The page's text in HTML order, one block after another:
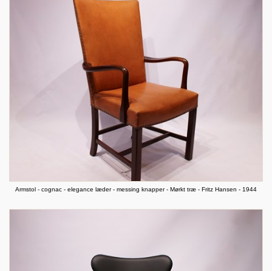
Armstol - cognac - elegance læder - messing knapper - Mørkt træ - Fritz Hansen - 1944